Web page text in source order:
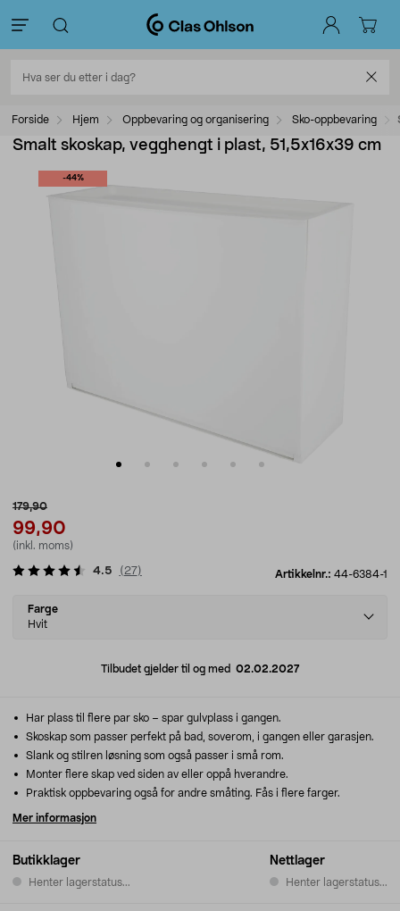
Forside Hjem Oppbevaring og organisering Sko-oppbevaring
Smalt skoskap, vegghengt i plast, 51,5x16x39 cm
-44%
179,90
99,90
(inkl. moms)
Artikkelnr.: 44-6384-1
4.5 ( 27)
Select
variant
Farge
Hvit
Tilbudet gjelder til og med 02.02.2027
Butikklager
Henter lagerstatus...
Nettlager
Henter lagerstatus...
Har plass til flere par sko – spar gulvplass i gangen.
Skoskap som passer perfekt på bad, soverom, i gangen eller garasjen.
Slank og stilren løsning som også passer i små rom.
Monter flere skap ved siden av eller oppå hverandre.
Praktisk oppbevaring også for andre småting. Fås i flere farger.
Mer informasjon